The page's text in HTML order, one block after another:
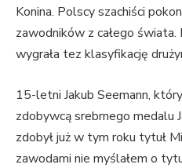
Konina. Polscy szachiści
zawodników z całego
wygrała tez klasyfikację
15-letni Jakub Seemann,
zdobywcą srebrnego medalu
zdobył już w tym roku tytuł
zawodami nie myślałem o